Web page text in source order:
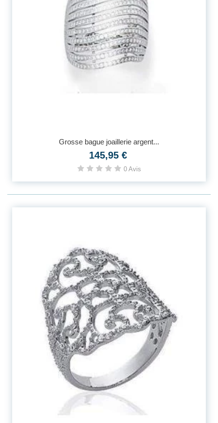
Grosse bague joaillerie argent...
145,95 €
0 Avis